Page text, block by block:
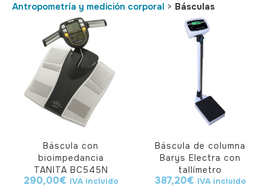
Antropometría y medición corporal > Básculas
Báscula con
bioimpedancia
TANITA BC545N
290,00€ IVA incluido
Báscula de columna
Barys Electra con
tallímetro
387,20€ IVA incluido